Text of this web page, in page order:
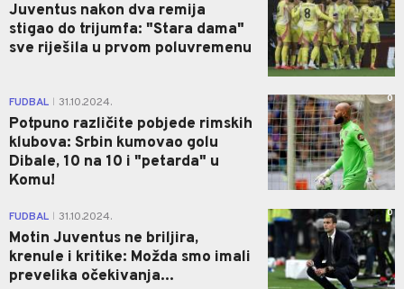
Juventus nakon dva remija
stigao do trijumfa: "Stara dama"
sve riješila u prvom poluvremenu
FUDBAL 31.10.2024.
Potpuno različite pobjede rimskih
klubova: Srbin kumovao golu
Dibale, 10 na 10 i "petarda" u
Komu!
0
FUDBAL 31.10.2024.
Motin Juventus ne briljira,
krenule i kritike: Možda smo imali
prevelika očekivanja...
0